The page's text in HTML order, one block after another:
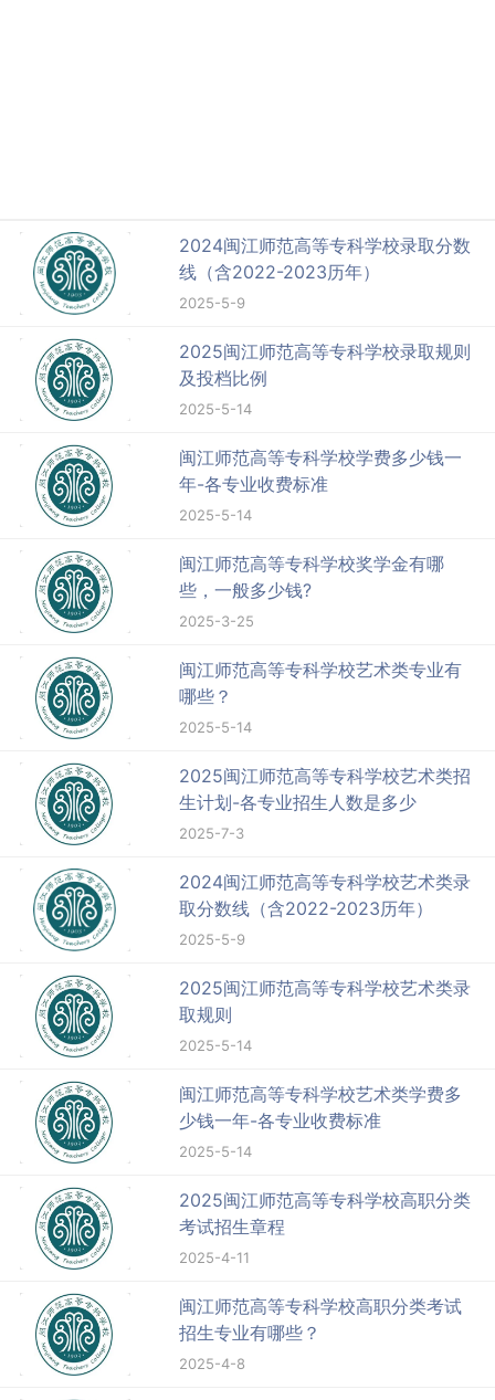
2024闽江师范高等专科学校录取分数
线（含2022-2023历年）
2025-5-9
2025闽江师范高等专科学校录取规则
及投档比例
2025-5-14
闽江师范高等专科学校学费多少钱一
年-各专业收费标准
2025-5-14
闽江师范高等专科学校奖学金有哪
些，一般多少钱?
2025-3-25
闽江师范高等专科学校艺术类专业有
哪些？
2025-5-14
2025闽江师范高等专科学校艺术类招
生计划-各专业招生人数是多少
2025-7-3
2024闽江师范高等专科学校艺术类录
取分数线（含2022-2023历年）
2025-5-9
2025闽江师范高等专科学校艺术类录
取规则
2025-5-14
闽江师范高等专科学校艺术类学费多
少钱一年-各专业收费标准
2025-5-14
2025闽江师范高等专科学校高职分类
考试招生章程
2025-4-11
闽江师范高等专科学校高职分类考试
招生专业有哪些？
2025-4-8